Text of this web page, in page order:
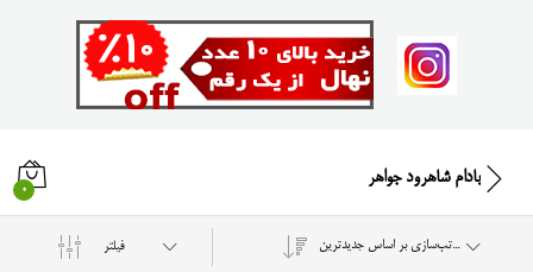
بادام شاهرود جواهر
0
فیلتر مرتب‌سازی بر اساس جدیدترین